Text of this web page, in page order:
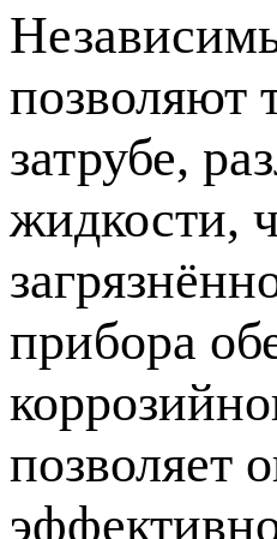
позволяют
затрубе,
жидкости,
прибора
позволяет